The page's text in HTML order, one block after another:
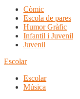
Còmic
Escola de pares
Humor Gràfic
Infantil i Juvenil
Juvenil
Escolar
Escolar
Música